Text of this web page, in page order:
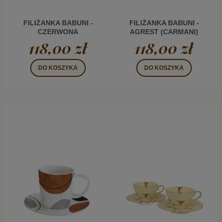
FILIŻANKA BABUNI -
CZERWONA
(CARMANI)
118,00 zł
DO KOSZYKA
FILIŻANKA BABUNI -
AGREST (CARMANI)
118,00 zł
DO KOSZYKA